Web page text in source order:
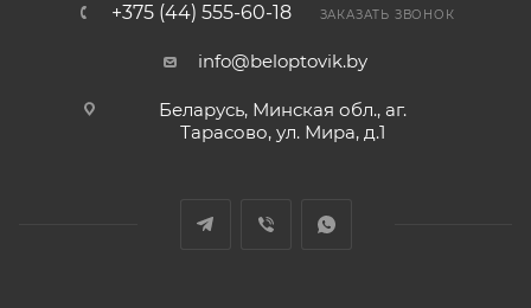
+375 (44) 555-60-18 ЗАКАЗАТЬ ЗВОНОК
info@beloptovik.by
Беларусь, Минская обл., аг.
Тарасово, ул. Мира, д.1